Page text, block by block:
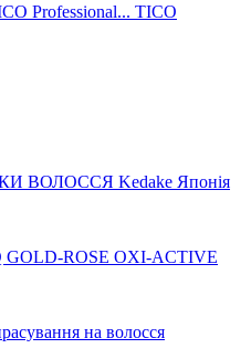
Professional... TICO
Kedake Японія
ROSE OXI-ACTIVE
на волосся